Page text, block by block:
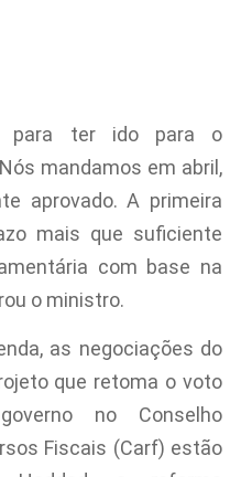
para ter ido para o
mandamos em abril,
aprovado. A primeira
mais que suficiente
com base na
o ministro.
as negociações do
que retoma o voto
no Conselho
Fiscais (Carf) estão